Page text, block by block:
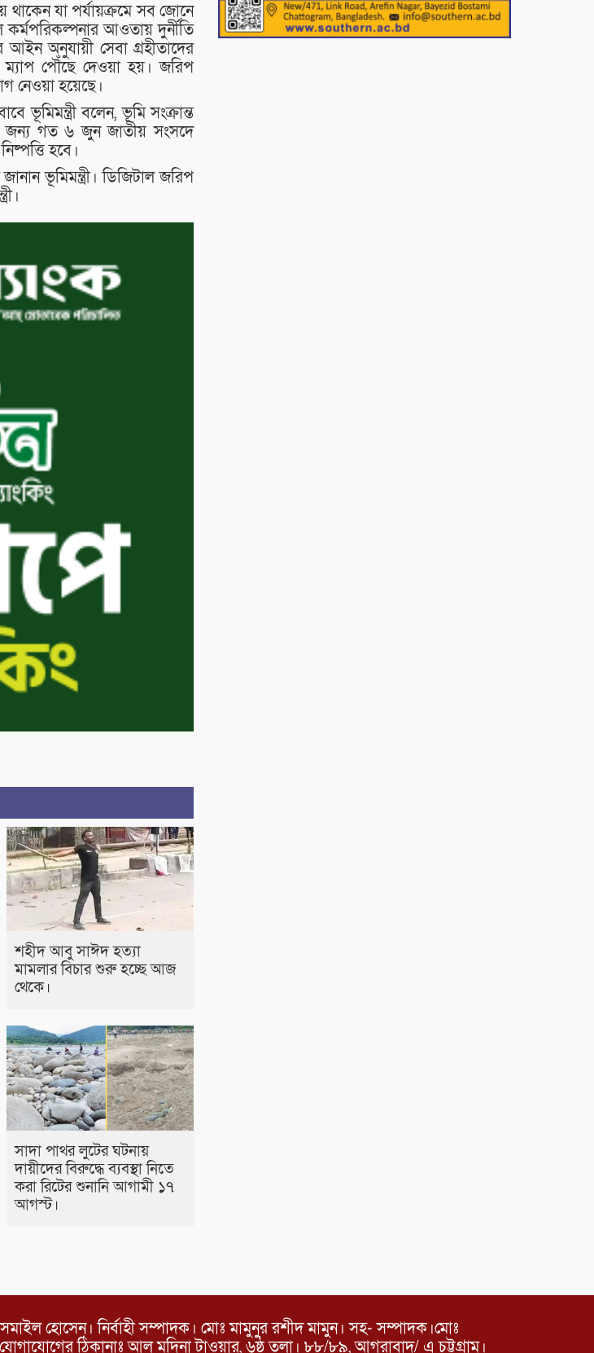
যা পর্যায়ক্রমে সব জোনে
কর্মপরিকল্পনার আওতায় দুর্নীতি
অনুযায়ী সেবা গ্রহীতাদের
ম্যাপ পৌঁছে দেওয়া হয়। জরিপ
নেওয়া হয়েছে।
ভূমিমন্ত্রী বলেন, ভূমি সংক্রান্ত
জন্য গত ৬ জুন জাতীয় সংসদে
হবে।
ভূমিমন্ত্রী। ডিজিটাল জরিপ
শহীদ আবু সাঈদ হত্যা
মামলার বিচার শুরু হচ্ছে আজ
থেকে।
সাদা পাথর লুটের ঘটনায়
দায়ীদের বিরুদ্ধে ব্যবস্থা নিতে
করা রিটের শুনানি আগামী ১৭
আগস্ট।
মুক্তিযোদ্ধা দবির উদ্দিন ফাউন্ডেশন
হোসেন। নির্বাহী সম্পাদক। মোঃ মামুনুর রশীদ মামুন। সহ- সম্পাদক।মোঃ
ঠিকানাঃ আল মদিনা টাওয়ার, ৬ষ্ঠ তলা। ৮৮/৮৯, আগরাবাদ/ এ চট্টগ্রাম।